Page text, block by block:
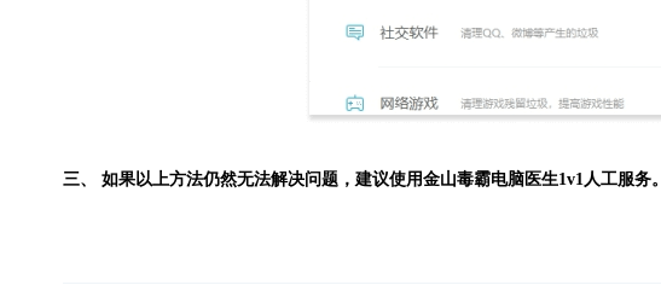
三、 如果以上方法仍然无法解决问题，建议使用金山毒霸电脑医生1v1人工服务。